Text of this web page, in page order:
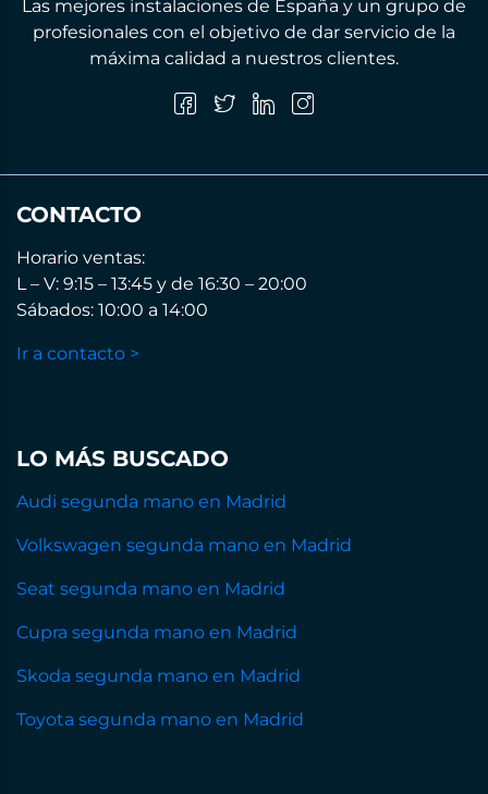
Las mejores instalaciones de España y un grupo de
profesionales con el objetivo de dar servicio de la
máxima calidad a nuestros clientes.
CONTACTO
Horario ventas:
L – V: 9:15 – 13:45 y de 16:30 – 20:00
Sábados: 10:00 a 14:00
Ir a contacto >
LO MÁS BUSCADO
Audi segunda mano en Madrid
Volkswagen segunda mano en Madrid
Seat segunda mano en Madrid
Cupra segunda mano en Madrid
Skoda segunda mano en Madrid
Toyota segunda mano en Madrid